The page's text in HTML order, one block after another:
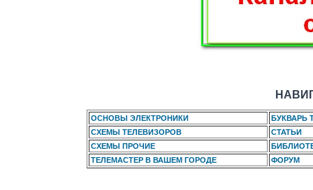
ОСНОВЫ ЭЛЕКТРОНИКИ
БУКВАРЬ
СХЕМЫ ТЕЛЕВИЗОРОВ
СТАТЬИ
СХЕМЫ ПРОЧИЕ
ТЕЛЕМАСТЕР В ВАШЕМ ГОРОДЕ
ФОРУМ